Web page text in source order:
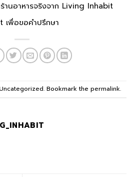
านอาหารจริงจาก Living Inhabit
พื่อขอคำปรึกษา
. Bookmark the permalink.